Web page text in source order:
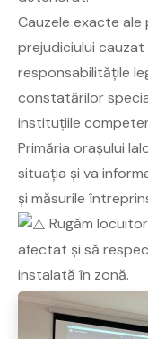
Cauzele exacte ale
prejudiciului
responsabilitățile
constatărilor
instituțiile
Primăria orașului
situația și va
și măsurile
Rugăm
afectat și să
instalată în zonă.